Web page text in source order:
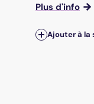
Plus d'info
Ajouter à la